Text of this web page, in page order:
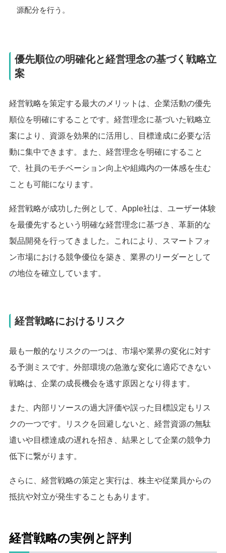
源配分を行う。
優先順位の明確化と経営理念の基づく戦略立
案
経営戦略を策定する最大のメリットは、企業活動の優先
順位を明確にすることです。経営理念に基づいた戦略立
案により、資源を効果的に活用し、目標達成に必要な活
動に集中できます。また、経営理念を明確にすること
で、社員のモチベーション向上や組織内の一体感を生む
ことも可能になります。
経営戦略が成功した例として、Apple社は、ユーザー体験
を最優先するという明確な経営理念に基づき、革新的な
製品開発を行ってきました。これにより、スマートフォ
ン市場における競争優位を築き、業界のリーダーとして
の地位を確立しています。
経営戦略におけるリスク
最も一般的なリスクの一つは、市場や業界の変化に対す
る予測ミスです。外部環境の急激な変化に適応できない
戦略は、企業の成長機会を逃す原因となり得ます。
また、内部リソースの過大評価や誤った目標設定もリス
クの一つです。リスクを回避しないと、経営資源の無駄
遣いや目標達成の遅れを招き、結果として企業の競争力
低下に繋がります。
さらに、経営戦略の策定と実行は、株主や従業員からの
抵抗や対立が発生することもあります。
経営戦略の実例と評判